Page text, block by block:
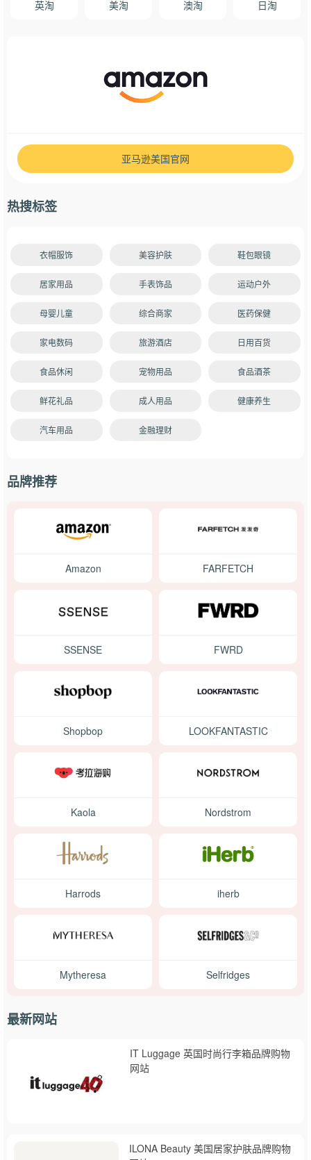
英淘 美淘 澳淘 日淘
亚马逊美国官网
热搜标签
衣帽服饰 美容护肤 鞋包眼镜
居家用品 手表饰品 运动户外
母婴儿童 综合商家 医药保健
家电数码 旅游酒店 日用百货
食品休闲 宠物用品 食品酒茶
鲜花礼品 成人用品 健康养生
汽车用品 金融理财
品牌推荐
Amazon FARFETCH
SSENSE FWRD
Shopbop LOOKFANTASTIC
Kaola Nordstrom
Harrods iherb
Mytheresa Selfridges
最新网站
IT Luggage 英国时尚行李箱品牌购物
网站
ILONA Beauty 美国居家护肤品牌购物